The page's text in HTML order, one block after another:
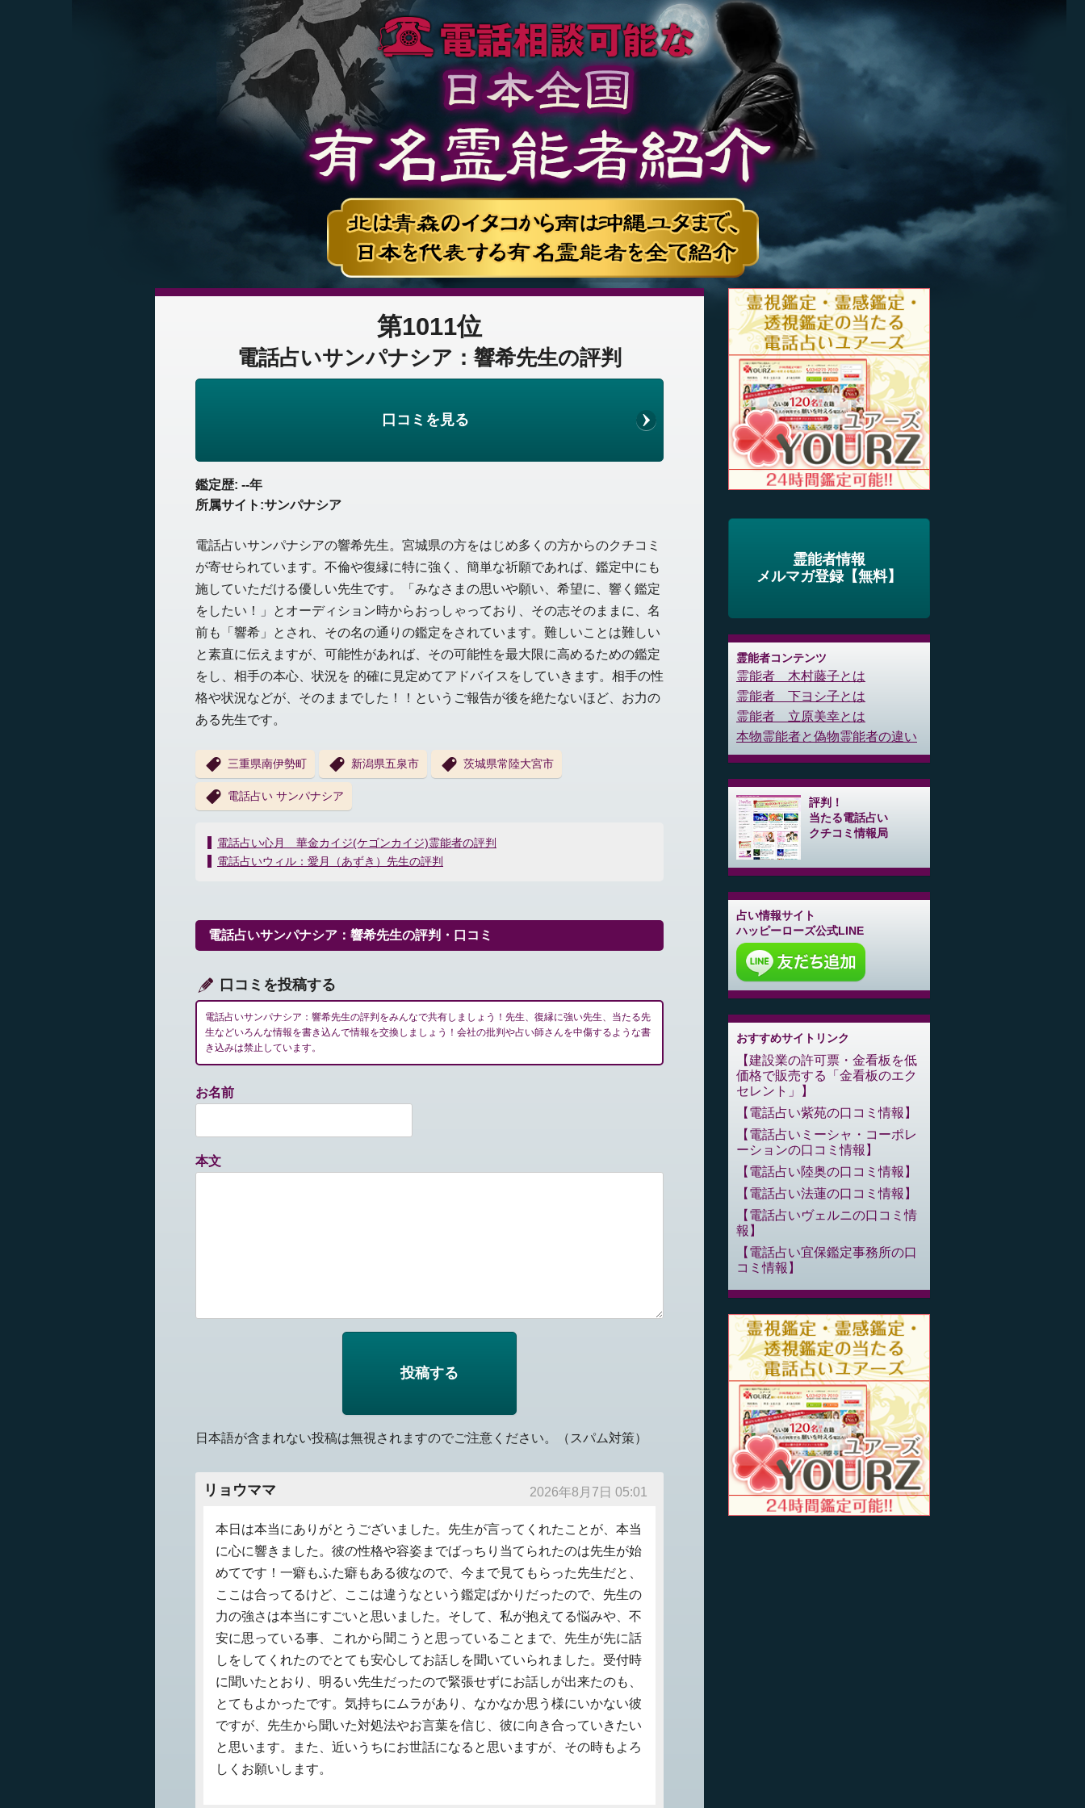
第1011位
電話占いサンパナシア：響希先生の評判
口コミを見る
鑑定歴: --年
所属サイト:サンパナシア
電話占いサンパナシアの響希先生。宮城県の方をはじめ多くの方からのクチコミ
が寄せられています。不倫や復縁に特に強く、簡単な祈願であれば、鑑定中にも
施していただける優しい先生です。「みなさまの思いや願い、希望に、響く鑑定
をしたい！」とオーディション時からおっしゃっており、その志そのままに、名
前も「響希」とされ、その名の通りの鑑定をされています。難しいことは難しい
と素直に伝えますが、可能性があれば、その可能性を最大限に高めるための鑑定
をし、相手の本心、状況を 的確に見定めてアドバイスをしていきます。相手の性
格や状況などが、そのままでした！！というご報告が後を絶たないほど、お力の
ある先生です。
三重県南伊勢町 新潟県五泉市 茨城県常陸大宮市
電話占い サンパナシア
投
稿
ー
シ
ン
電話占い心月 華金カイジ(ケゴンカイジ)霊能者の評判
電話占いウィル：愛月（あずき）先生の評判
電話占いサンパナシア：響希先生の評判・口コミ
口コミを投稿する
電話占いサンパナシア：響希先生の評判をみんなで共有しましょう！先生、復縁に強い先生、当たる先
生などいろんな情報を書き込んで情報を交換しましょう！会社の批判や占い師さんを中傷するような書
き込みは禁止しています。
お名前
本文
日本語が含まれない投稿は無視されますのでご注意ください。（スパム対策）
リョウママ 2026年8月7日 05:01
本日は本当にありがとうございました。先生が言ってくれたことが、本当
に心に響きました。彼の性格や容姿までばっちり当てられたのは先生が始
めてです！一癖もふた癖もある彼なので、今まで見てもらった先生だと、
ここは合ってるけど、ここは違うなという鑑定ばかりだったので、先生の
力の強さは本当にすごいと思いました。そして、私が抱えてる悩みや、不
安に思っている事、これから聞こうと思っていることまで、先生が先に話
しをしてくれたのでとても安心してお話しを聞いていられました。受付時
に聞いたとおり、明るい先生だったので緊張せずにお話しが出来たのも、
とてもよかったです。気持ちにムラがあり、なかなか思う様にいかない彼
ですが、先生から聞いた対処法やお言葉を信じ、彼に向き合っていきたい
と思います。また、近いうちにお世話になると思いますが、その時もよろ
しくお願いします。
霊能者情報
メルマガ登録【無料】
霊能者コンテンツ
霊能者 木村藤子とは
霊能者 下ヨシ子とは
霊能者 立原美幸とは
本物霊能者と偽物霊能者の違い
評判！
当たる電話占い
クチコミ情報局
占い情報サイト
ハッピーローズ公式LINE
おすすめサイトリンク
建設業の許可票・金看板を低
価格で販売する「金看板のエク
セレント」
電話占い紫苑の口コミ情報
電話占いミーシャ・コーポレ
ーションの口コミ情報
電話占い陸奥の口コミ情報
電話占い法蓮の口コミ情報
電話占いヴェルニの口コミ情
報
電話占い宜保鑑定事務所の口
コミ情報